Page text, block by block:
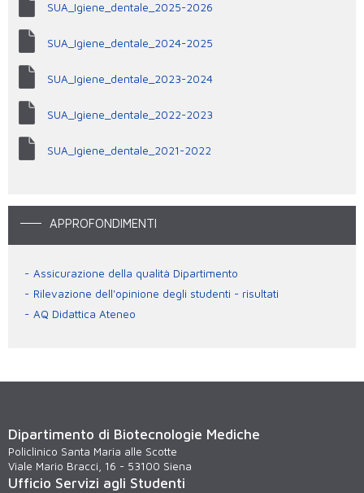
SUA_Igiene_dentale_2025-2026
SUA_Igiene_dentale_2024-2025
SUA_Igiene_dentale_2023-2024
SUA_Igiene_dentale_2022-2023
SUA_Igiene_dentale_2021-2022
APPROFONDIMENTI
Assicurazione della qualità Dipartimento
Rilevazione dell'opinione degli studenti - risultati
AQ Didattica Ateneo
Dipartimento di Biotecnologie Mediche
Policlinico Santa Maria alle Scotte
Viale Mario Bracci, 16 - 53100 Siena
Ufficio Servizi agli Studenti